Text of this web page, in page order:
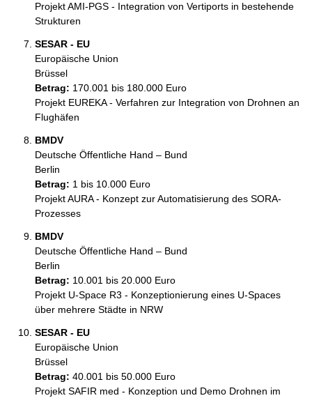
Projekt AMI-PGS - Integration von Vertiports in bestehende
Strukturen
SESAR - EU
Europäische Union
Brüssel
Betrag: 170.001 bis 180.000 Euro
Projekt EUREKA - Verfahren zur Integration von Drohnen an
Flughäfen
BMDV
Deutsche Öffentliche Hand – Bund
Berlin
Betrag: 1 bis 10.000 Euro
Projekt AURA - Konzept zur Automatisierung des SORA-
Prozesses
BMDV
Deutsche Öffentliche Hand – Bund
Berlin
Betrag: 10.001 bis 20.000 Euro
Projekt U-Space R3 - Konzeptionierung eines U-Spaces
über mehrere Städte in NRW
SESAR - EU
Europäische Union
Brüssel
Betrag: 40.001 bis 50.000 Euro
Projekt SAFIR med - Konzeption und Demo Drohnen im